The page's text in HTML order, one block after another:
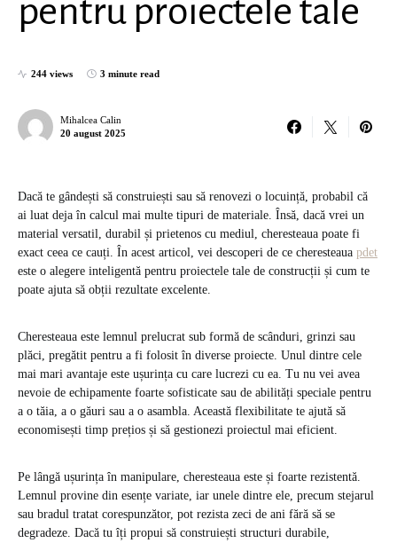
pentru proiectele tale
244 views 3 minute read
Mihalcea Calin
20 august 2025
Dacă te gândești să construiești sau să renovezi o locuință, probabil că
ai luat deja în calcul mai multe tipuri de materiale. Însă, dacă vrei un
material versatil, durabil și prietenos cu mediul, cheresteaua poate fi
exact ceea ce cauți. În acest articol, vei descoperi de ce cheresteaua pdet
este o alegere inteligentă pentru proiectele tale de construcții și cum te
poate ajuta să obții rezultate excelente.
Cheresteaua este lemnul prelucrat sub formă de scânduri, grinzi sau
plăci, pregătit pentru a fi folosit în diverse proiecte. Unul dintre cele
mai mari avantaje este ușurința cu care lucrezi cu ea. Tu nu vei avea
nevoie de echipamente foarte sofisticate sau de abilități speciale pentru
a o tăia, a o găuri sau a o asambla. Această flexibilitate te ajută să
economisești timp prețios și să gestionezi proiectul mai eficient.
Pe lângă ușurința în manipulare, cheresteaua este și foarte rezistentă.
Lemnul provine din esențe variate, iar unele dintre ele, precum stejarul
sau bradul tratat corespunzător, pot rezista zeci de ani fără să se
degradeze. Dacă tu îți propui să construiești structuri durabile,